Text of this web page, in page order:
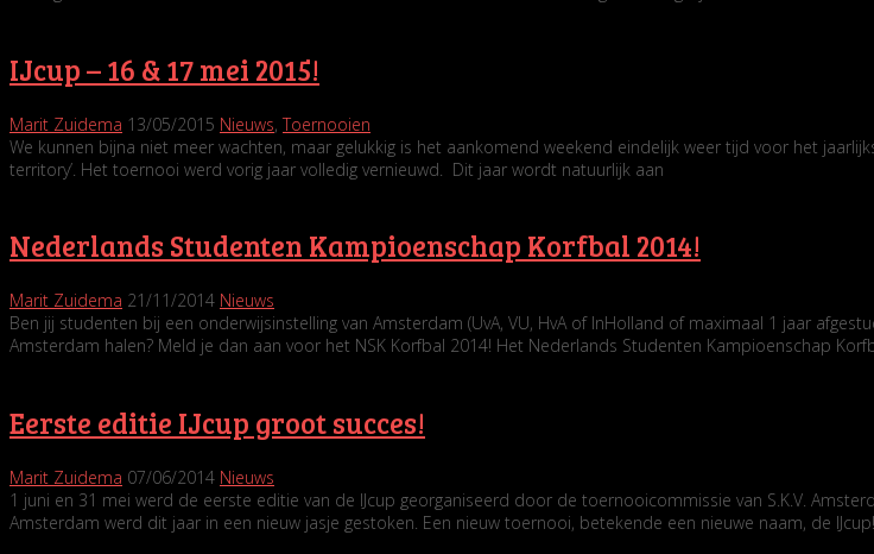
IJcup – 16 & 17 mei 2015!
Marit Zuidema 13/05/2015 Nieuws, Toernooien
We kunnen bijna niet meer wachten, maar gelukkig is het aankomend weekend eindelijk weer tijd voor het
territory’. Het toernooi werd vorig jaar volledig vernieuwd. Dit jaar wordt natuurlijk aan
Nederlands Studenten Kampioenschap Korfbal 2014!
Marit Zuidema 21/11/2014 Nieuws
Ben jij studenten bij een onderwijsinstelling van Amsterdam (UvA, VU, HvA of InHolland of maximaal 1 jaar
Amsterdam halen? Meld je dan aan voor het NSK Korfbal 2014! Het Nederlands Studenten Kampioenschap
Eerste editie IJcup groot succes!
Marit Zuidema 07/06/2014 Nieuws
1 juni en 31 mei werd de eerste editie van de IJcup georganiseerd door de toernooicommissie van S.K.V.
Amsterdam werd dit jaar in een nieuw jasje gestoken. Een nieuw toernooi, betekende een nieuwe naam, de IJcup!